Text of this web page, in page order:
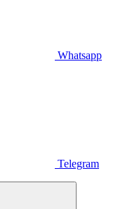
Whatsapp
Telegram